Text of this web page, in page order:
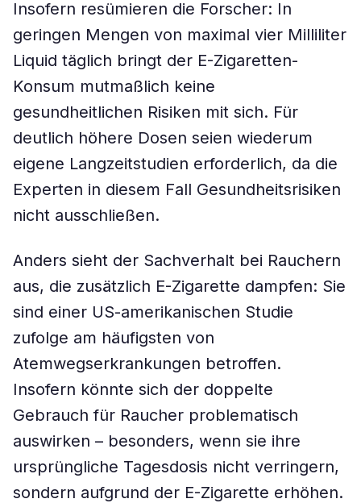
Insofern resümieren die Forscher: In
geringen Mengen von maximal vier Milliliter
Liquid täglich bringt der E-Zigaretten-
Konsum mutmaßlich keine
gesundheitlichen Risiken mit sich. Für
deutlich höhere Dosen seien wiederum
eigene Langzeitstudien erforderlich, da die
Experten in diesem Fall Gesundheitsrisiken
nicht ausschließen.
Anders sieht der Sachverhalt bei Rauchern
aus, die zusätzlich E-Zigarette dampfen: Sie
sind einer US-amerikanischen Studie
zufolge am häufigsten von
Atemwegserkrankungen betroffen.
Insofern könnte sich der doppelte
Gebrauch für Raucher problematisch
auswirken – besonders, wenn sie ihre
ursprüngliche Tagesdosis nicht verringern,
sondern aufgrund der E-Zigarette erhöhen.